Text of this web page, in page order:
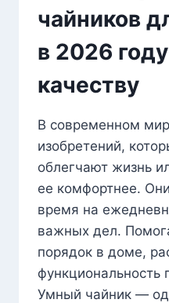
чайников
в 2026
качеству
В современном
изобретений,
облегчают жизнь
ее комфортнее.
время на
важных дел.
порядок в доме,
Умный чайник —